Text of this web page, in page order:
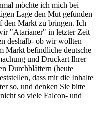
möchte ich mich bei
Lage den Mut gefunden
den Markt zu bringen. Ich
"Atarianer" in letzter Zeit
deshalb- ob wir wollten
Markt befindliche deutsche
und Druckart Ihrer
Durchblättern (heute
dass mir die Inhalte
so, und denken Sie bitte
so viele Falcon- und